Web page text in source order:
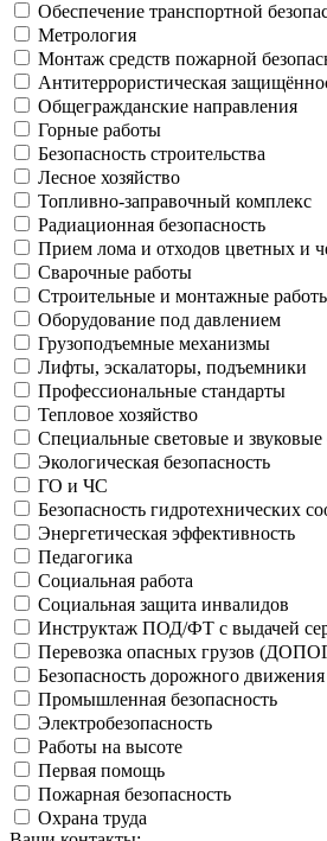
Обеспечение транспортной
Метрология
Монтаж средств пожарной
Антитеррористическая
Общегражданские направления
Горные работы
Безопасность строительства
Лесное хозяйство
Топливно-заправочный комплекс
Радиационная безопасность
Прием лома и отходов цветных и
Сварочные работы
Строительные и монтажные
Оборудование под давлением
Грузоподъемные механизмы
Лифты, эскалаторы, подъемники
Профессиональные стандарты
Тепловое хозяйство
Специальные световые и
Экологическая безопасность
ГО и ЧС
Безопасность гидротехнических
Энергетическая эффективность
Педагогика
Социальная работа
Социальная защита инвалидов
Инструктаж ПОД/ФТ с выдачей
Перевозка опасных грузов
Безопасность дорожного движения
Промышленная безопасность
Электробезопасность
Работы на высоте
Первая помощь
Пожарная безопасность
Охрана труда